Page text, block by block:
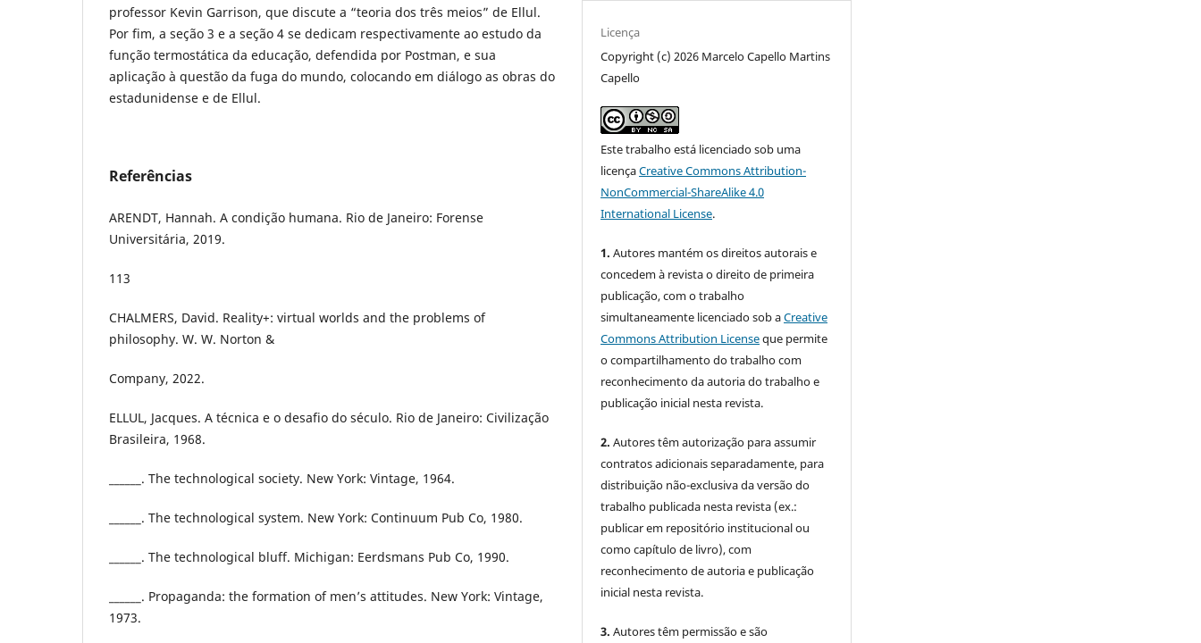
professor Kevin Garrison, que discute a “teoria dos três meios” de Ellul.
Por fim, a seção 3 e a seção 4 se dedicam respectivamente ao estudo da
função termostática da educação, defendida por Postman, e sua
aplicação à questão da fuga do mundo, colocando em diálogo as obras do
estadunidense e de Ellul.
Referências
ARENDT, Hannah. A condição humana. Rio de Janeiro: Forense
Universitária, 2019.
113
CHALMERS, David. Reality+: virtual worlds and the problems of
philosophy. W. W. Norton &
Company, 2022.
ELLUL, Jacques. A técnica e o desafio do século. Rio de Janeiro: Civilização
Brasileira, 1968.
______. The technological society. New York: Vintage, 1964.
______. The technological system. New York: Continuum Pub Co, 1980.
______. The technological bluff. Michigan: Eerdsmans Pub Co, 1990.
______. Propaganda: the formation of men’s attitudes. New York: Vintage,
1973.
Licença
Copyright (c) 2026 Marcelo Capello Martins
Capello
Este trabalho está licenciado sob uma
licençaCreative Commons Attribution-
NonCommercial-ShareAlike 4.0
International License.
1. Autores mantém os direitos autorais e
concedem à revista o direito de primeira
publicação, com o trabalho
simultaneamente licenciado sob aCreative
Commons Attribution Licenseque permite
o compartilhamento do trabalho com
reconhecimento da autoria do trabalho e
publicação inicial nesta revista.
2. Autores têm autorização para assumir
contratos adicionais separadamente, para
distribuição não-exclusiva da versão do
trabalho publicada nesta revista (ex.:
publicar em repositório institucional ou
como capítulo de livro), com
reconhecimento de autoria e publicação
inicial nesta revista.
3. Autores têm permissão e são